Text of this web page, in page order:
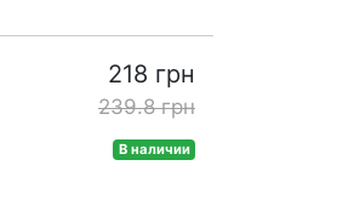
218 грн
239.8 грн
В наличии